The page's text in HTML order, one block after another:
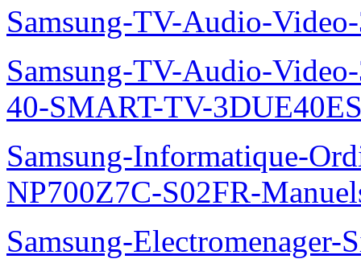
Samsung-TV-Audio-
Samsung-TV-Audio-
40-SMART-TV-
Samsung-Informatique-
NP700Z7C-S02FR-
Samsung-